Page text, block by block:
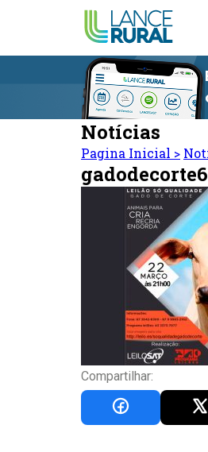
Notícias
Pagina Inicial >
Compartilhar: